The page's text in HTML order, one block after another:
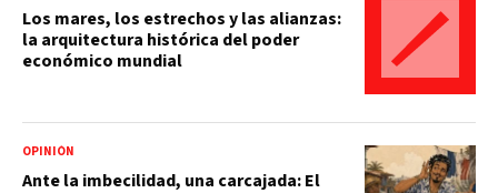
Los mares, los estrechos y las alianzas:
la arquitectura histórica del poder
económico mundial
OPINIÓN
Ante la imbecilidad, una carcajada: El